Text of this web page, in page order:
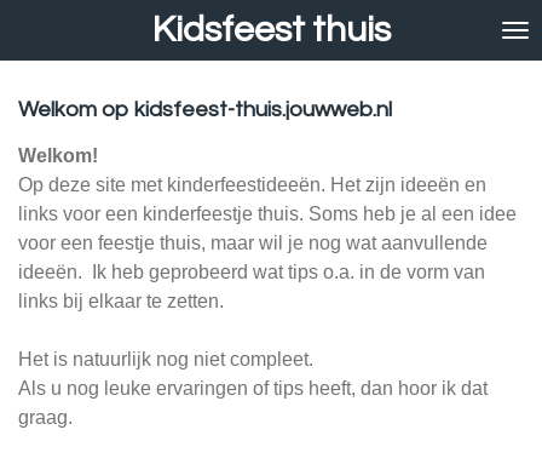
de
Kidsfeest thuis
Welkom op kidsfeest-thuis.jouwweb.nl
Welkom!
Op deze site met kinderfeestideeën. Het zijn ideeën en
links voor een kinderfeestje thuis. Soms heb je al een idee
voor een feestje thuis, maar wil je nog wat aanvullende
ideeën.
Ik heb geprobeerd wat tips o.a. in de vorm van
links bij elkaar te zetten.
Het is natuurlijk nog niet compleet.
Als u nog leuke ervaringen of tips heeft, dan hoor ik dat
graag.